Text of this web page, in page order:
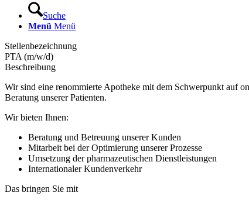
Suche
Menü Menü
Stellenbezeichnung
PTA (m/w/d)
Beschreibung
Wir sind eine renommierte Apotheke mit dem Schwerpunkt auf
Beratung unserer Patienten.
Wir bieten Ihnen:
Beratung und Betreuung unserer Kunden
Mitarbeit bei der Optimierung unserer Prozesse
Umsetzung der pharmazeutischen Dienstleistungen
Internationaler Kundenverkehr
Das bringen Sie mit